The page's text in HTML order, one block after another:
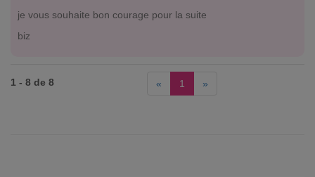
je vous souhaite bon courage pour la suite
biz
1 - 8 de 8 « 1 »